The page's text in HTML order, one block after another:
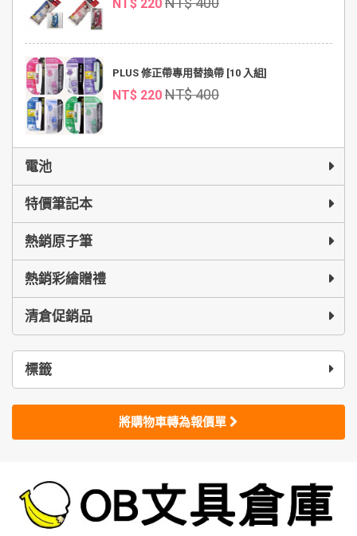
NT$ 220
PLUS 修正帶專用替換帶 [10 入組]
NT$ 220 NT$ 400
電池
特價筆記本
熱銷原子筆
熱銷彩繪贈禮
清倉促銷品
標籤
將購物車轉為報價單